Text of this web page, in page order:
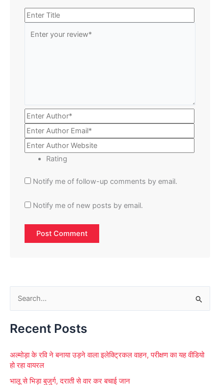
Rating
Notify me of follow-up comments by email.
Notify me of new posts by email.
a
c
Recent Posts
अल्मोड़ा के रवि ने बनाया उड़ने वाला इलेक्ट्रिकल वाहन, परीक्षण का यह वीडियो
हो रहा वायरल
भालू से भिड़ा बुजुर्ग, दराती से वार कर बचाई जान